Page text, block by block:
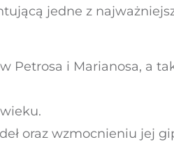
jedne z
i Marianosa, a
oraz wzmocnieniu jej